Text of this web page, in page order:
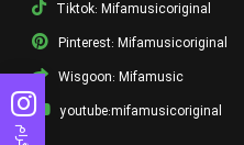
Tiktok: Mifamusicoriginal
Pinterest: Mifamusicoriginal
Wisgoon: Mifamusic
youtube:mifamusicoriginal